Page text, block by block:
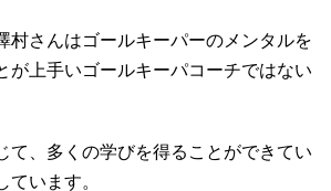
村さんはゴールキーパーのメンタルを
が上手いゴールキーパコーチではない
て、多くの学びを得ることができてい
ています。